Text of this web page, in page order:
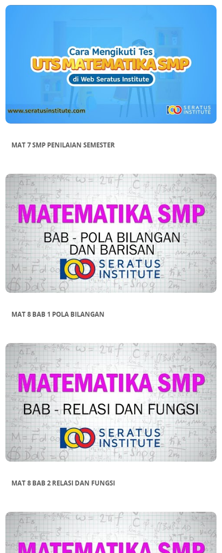
MAT 7 SMP PENILAIAN SEMESTER
MAT 8 BAB 1 POLA BILANGAN
MAT 8 BAB 2 RELASI DAN FUNGSI